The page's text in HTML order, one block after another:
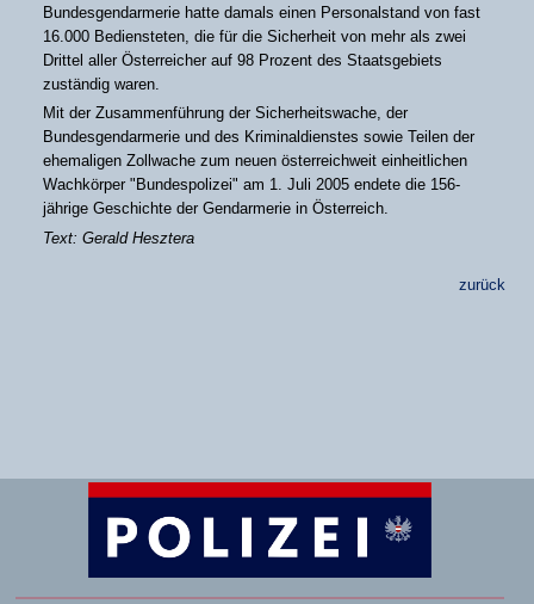
Bundesgendarmerie hatte damals einen Personalstand von fast
16.000 Bediensteten, die für die Sicherheit von mehr als zwei
Drittel aller Österreicher auf 98 Prozent des Staatsgebiets
zuständig waren.
Mit der Zusammenführung der Sicherheitswache, der
Bundesgendarmerie und des Kriminaldienstes sowie Teilen der
ehemaligen Zollwache zum neuen österreichweit einheitlichen
Wachkörper "Bundespolizei" am 1. Juli 2005 endete die 156-
jährige Geschichte der Gendarmerie in Österreich.
Text: Gerald Hesztera
zurück